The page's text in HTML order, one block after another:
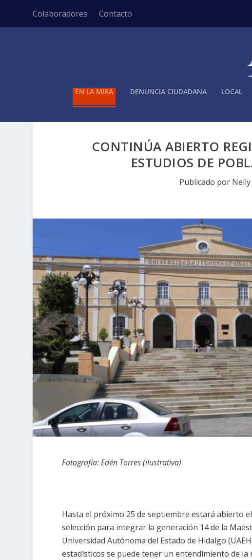
Colaboradores Contacto
EN LA MIRA DENUNCIA CIUDADANA LOCAL
CONTINÚA ABIERTO
ESTUDIOS DE
Publicado por
Fotografía: Edén Torres (ilustrativa)
Hasta el próximo 25 de septiembre estará abierto
selección para integrar la generación 14 de la
Universidad Autónoma del Estado de Hidalgo
estadísticos se puede tener un entendimiento de la